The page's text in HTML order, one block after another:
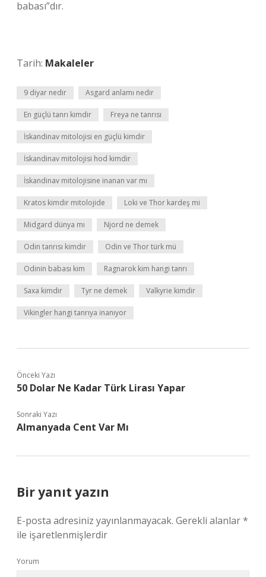
babası”dır.
Tarih: Makaleler
9 diyar nedir Asgard anlamı nedir
En güçlü tanrı kimdir Freya ne tanrısı
İskandinav mitolojisi en güçlü kimdir
İskandinav mitolojisi hod kimdir
İskandinav mitolojisine inanan var mı
Kratos kimdir mitolojide Loki ve Thor kardeş mi
Midgard dünya mı Njord ne demek
Odin tanrısı kimdir Odin ve Thor türk mü
Odinin babası kim Ragnarok kim hangi tanrı
Saxa kimdir Tyr ne demek Valkyrie kimdir
Vikingler hangi tanrıya inanıyor
Önceki Yazı
50 Dolar Ne Kadar Türk Lirası Yapar
Sonraki Yazı
Almanyada Cent Var Mı
Bir yanıt yazın
E-posta adresiniz yayınlanmayacak. Gerekli alanlar*
ile işaretlenmişlerdir
Yorum